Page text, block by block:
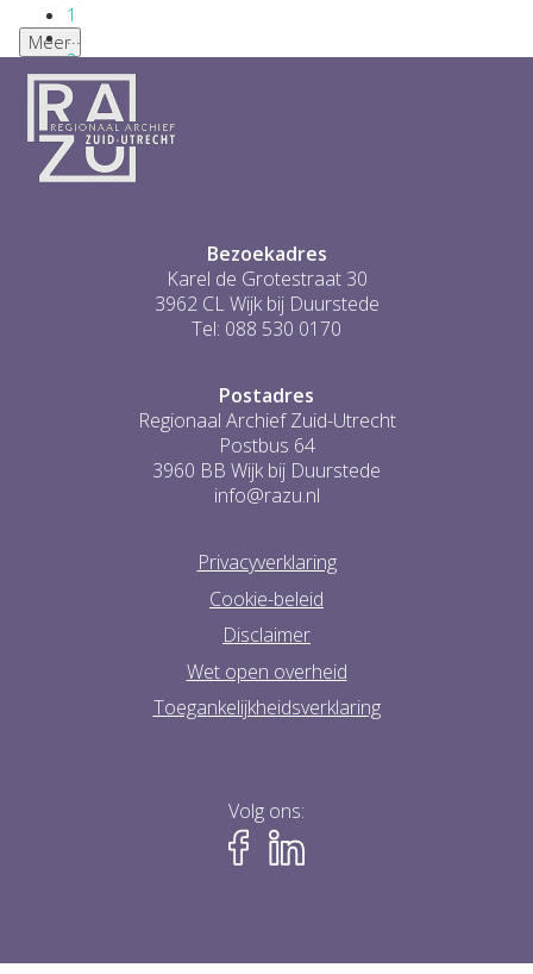
1
...
2
3
4
5
6
...
Meer
Bezoekadres
Karel de Grotestraat 30
3962 CL Wijk bij Duurstede
Tel: 088 530 0170
Postadres
Regionaal Archief Zuid-Utrecht
Postbus 64
3960 BB Wijk bij Duurstede
info@razu.nl
Privacyverklaring
Cookie-beleid
Disclaimer
Wet open overheid
Toegankelijkheidsverklaring
Volg ons: